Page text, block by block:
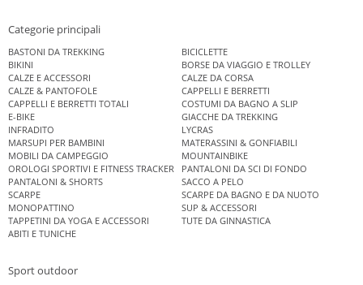
Categorie principali
BASTONI DA TREKKING
BICICLETTE
BIKINI
BORSE DA VIAGGIO E TROLLEY
CALZE E ACCESSORI
CALZE DA CORSA
CALZE & PANTOFOLE
CAPPELLI E BERRETTI
CAPPELLI E BERRETTI TOTALI
COSTUMI DA BAGNO A SLIP
E-BIKE
GIACCHE DA TREKKING
INFRADITO
LYCRAS
MARSUPI PER BAMBINI
MATERASSINI & GONFIABILI
MOBILI DA CAMPEGGIO
MOUNTAINBIKE
OROLOGI SPORTIVI E FITNESS TRACKER
PANTALONI DA SCI DI FONDO
PANTALONI & SHORTS
SACCO A PELO
SCARPE
SCARPE DA BAGNO E DA NUOTO
MONOPATTINO
SUP & ACCESSORI
TAPPETINI DA YOGA E ACCESSORI
TUTE DA GINNASTICA
ABITI E TUNICHE
Sport outdoor